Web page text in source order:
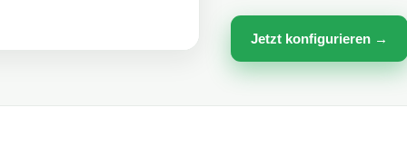
Jetzt konfigurieren →